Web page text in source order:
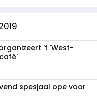
't 'West-
spesjaal ope voor